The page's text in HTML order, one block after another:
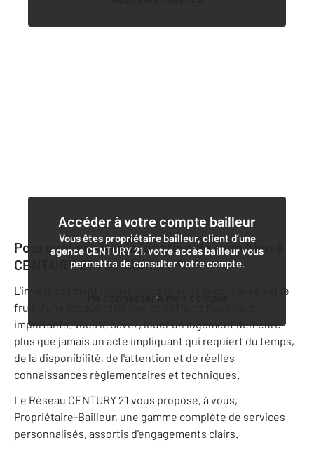
Accéder à votre compte bailleur
Vous êtes propriétaire bailleur, client d’une
agence CENTURY 21, votre accès bailleur vous
permettra de consulter votre compte.
Me connecter à mon compte
Pourquoi confier la location de mon bien à
CENTURY 21 Vue Sur Mer?
L'investissement immobilier que vous avez réalisé est le
fruit d'une longue réflexion et d'efforts financiers
importants. Vous le savez, louer un logement demeure
plus que jamais un acte impliquant qui requiert du temps,
de la disponibilité, de l'attention et de réelles
connaissances règlementaires et techniques.
Le Réseau CENTURY 21 vous propose, à vous,
Propriétaire-Bailleur, une gamme complète de services
personnalisés, assortis d'engagements clairs.